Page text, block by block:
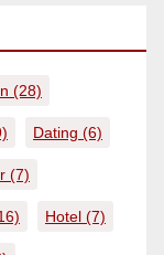
(28)
Dating (6)
(7)
Hotel (7)